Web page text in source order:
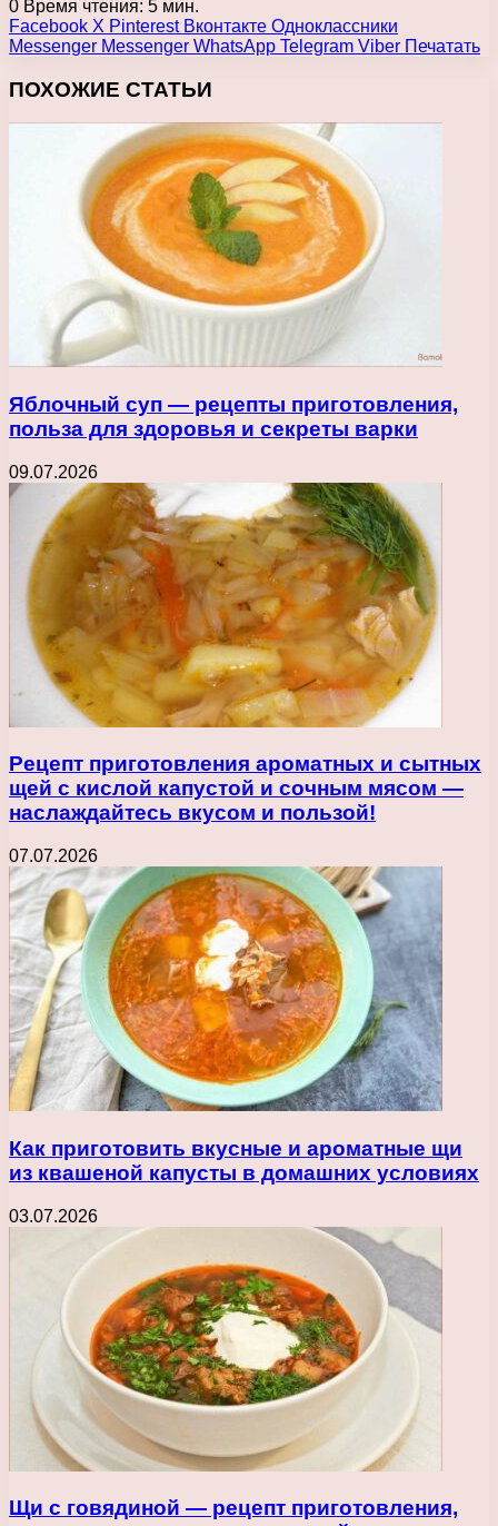
0 Время чтения: 5 мин.
Facebook X Pinterest Вконтакте Одноклассники
Messenger Messenger WhatsApp Telegram Viber Печатать
ПОХОЖИЕ СТАТЬИ
Яблочный суп — рецепты приготовления,
польза для здоровья и секреты варки
09.07.2026
Рецепт приготовления ароматных и сытных
щей с кислой капустой и сочным мясом —
наслаждайтесь вкусом и пользой!
07.07.2026
Как приготовить вкусные и ароматные щи
из квашеной капусты в домашних условиях
03.07.2026
Щи с говядиной — рецепт приготовления,